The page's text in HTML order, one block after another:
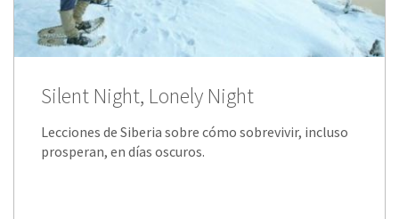
Silent Night, Lonely Night
Lecciones de Siberia sobre cómo sobrevivir, incluso
prosperan, en días oscuros.